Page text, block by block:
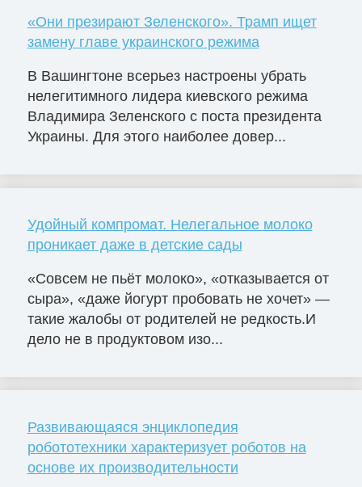
«Они презирают Зеленского». Трамп ищет
замену главе украинского режима
В Вашингтоне всерьез настроены убрать
нелегитимного лидера киевского режима
Владимира Зеленского с поста президента
Украины. Для этого наиболее довер...
Удойный компромат. Нелегальное молоко
проникает даже в детские сады
«Совсем не пьёт молоко», «отказывается от
сыра», «даже йогурт пробовать не хочет» —
такие жалобы от родителей не редкость.И
дело не в продуктовом изо...
Развивающаяся энциклопедия
робототехники характеризует роботов на
основе их производительности